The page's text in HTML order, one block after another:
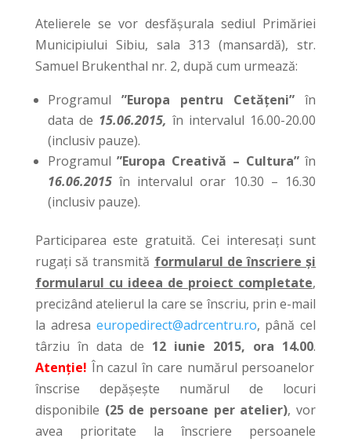
Atelierele se vor desfășurala sediul Primăriei
Municipiului Sibiu, sala 313 (mansardă), str.
Samuel Brukenthal nr. 2, după cum urmează:
Programul ”Europa pentru Cetățeni” în
data de 15.06.2015, în intervalul 16.00-20.00
(inclusiv pauze).
Programul”Europa Creativă – Cultura”în
16.06.2015în intervalul orar 10.30 – 16.30
(inclusiv pauze).
Participarea este gratuită. Cei interesaţi sunt
rugaţi să transmită formularul de înscriere și
formularul cu ideea de proiect completate,
precizând atelierul la care se înscriu, prin e-mail
la adresa europedirect@adrcentru.ro, până cel
târziu în data de 12 iunie 2015, ora 14.00.
Atenție! În cazul în care numărul persoanelor
înscrise depășește numărul de locuri
disponibile (25 de persoane per atelier), vor
avea prioritate la înscriere persoanele